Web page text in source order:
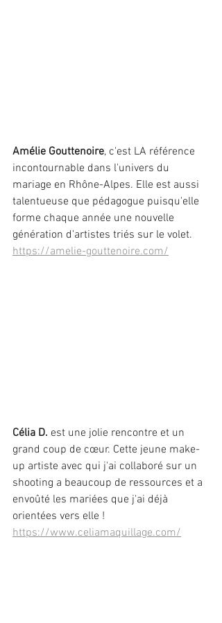
Amélie Gouttenoire, c'est LA référence
incontournable dans l'univers du
mariage en Rhône-Alpes. Elle est aussi
talentueuse que pédagogue puisqu'elle
forme chaque année une nouvelle
génération d'artistes triés sur le volet.
https://amelie-gouttenoire.com/
Célia D. est une jolie rencontre et un
grand coup de cœur. Cette jeune make-
up artiste avec qui j'ai collaboré sur un
shooting a beaucoup de ressources et a
envoûté les mariées que j'ai déjà
orientées vers elle !
https://www.celiamaquillage.com/